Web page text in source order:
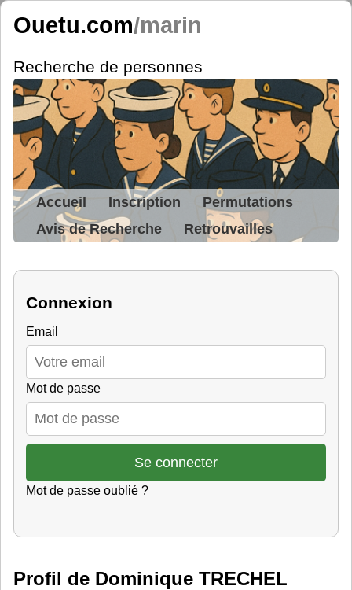
Ouetu.com/marin
Recherche de personnes
Accueil Inscription
Permutations
Avis de Recherche
Retrouvailles
Connexion
Email
Mot de passe
Mot de passe oublié ?
Profil de Dominique TRECHEL